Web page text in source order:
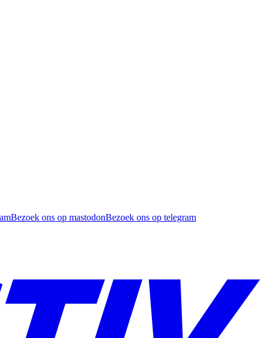
Bezoek ons op mastodonBezoek ons op telegram